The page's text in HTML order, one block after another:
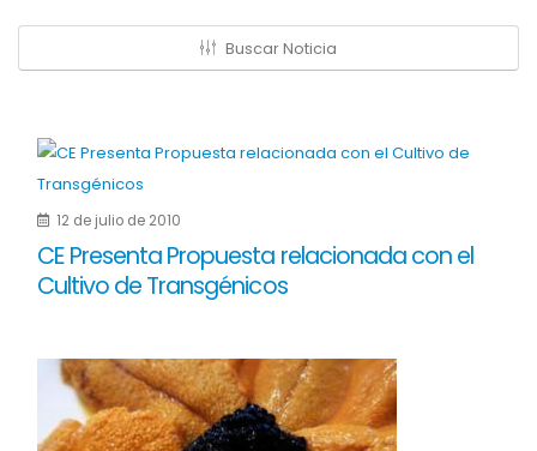
Buscar Noticia
12 de julio de 2010
CE Presenta Propuesta relacionada con el
Cultivo de Transgénicos